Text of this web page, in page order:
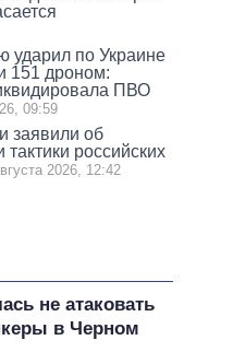
ударил по Украине
151 дроном:
ПВО
09:59
заявили об
тактики российских
2026, 12:42
не атаковать
в Черном